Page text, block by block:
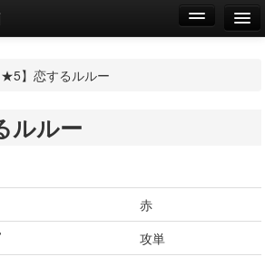
★5】恋するルルー
ルルー
赤
攻単